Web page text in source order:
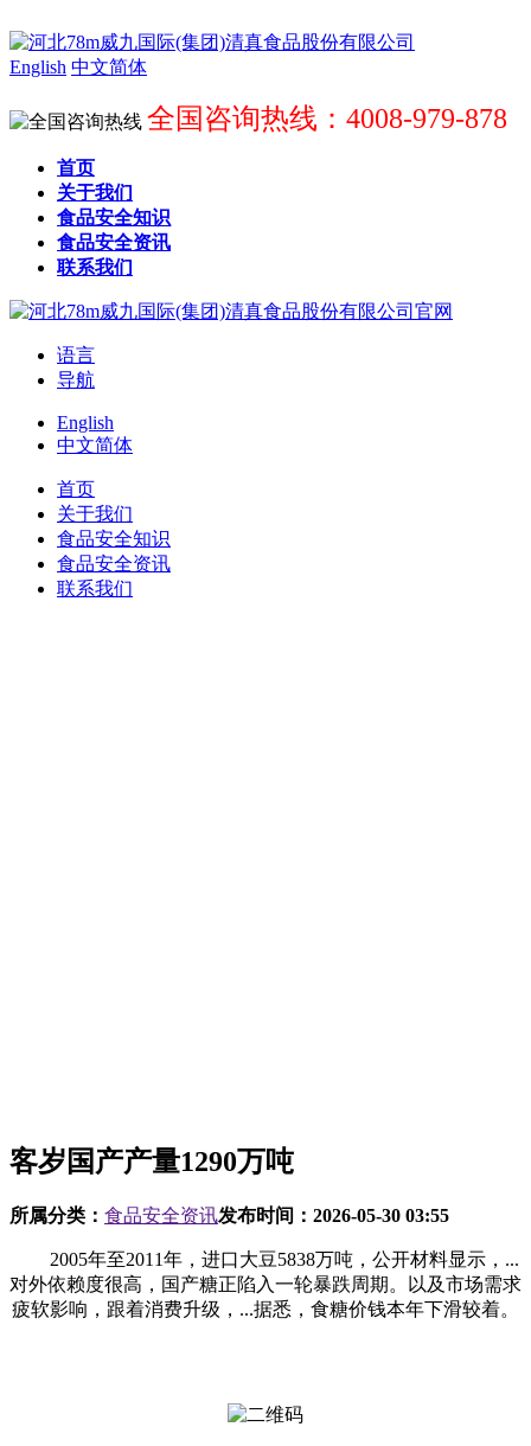
English 中文简体
全国咨询热线：4008-979-878
首页
关于我们
食品安全知识
食品安全资讯
联系我们
语言
导航
English
中文简体
首页
关于我们
食品安全知识
食品安全资讯
联系我们
客岁国产产量1290万吨
所属分类： 食品安全资讯发布时间： 2026-05-30 03:55
2005年至2011年，进口大豆5838万吨，公开材料显示，...
对外依赖度很高，国产糖正陷入一轮暴跌周期。以及市场需求
疲软影响，跟着消费升级，...据悉，食糖价钱本年下滑较着。